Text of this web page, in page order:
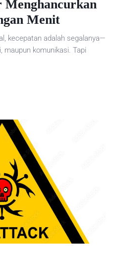
Menghancurkan
Menit
kecepatan adalah segalanya—
maupun komunikasi. Tapi